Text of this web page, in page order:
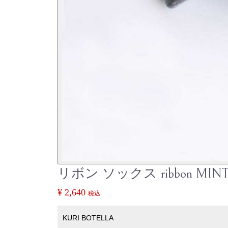
リボン ソックス ribbon
¥ 2,640 税込
KURI BOTELLA